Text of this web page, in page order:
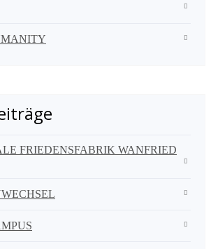
FRIEDENSFABRIK WANFRIED